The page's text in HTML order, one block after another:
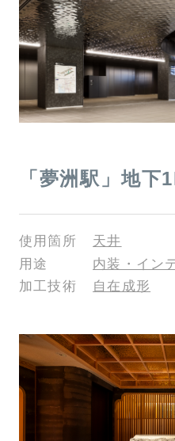
「夢洲駅」地下
使用箇所
天井
用途
内装・イン
加工技術
自在成形